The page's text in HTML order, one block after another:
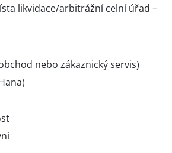
likvidace/arbitrážní celní úřad –
nebo zákaznický servis)